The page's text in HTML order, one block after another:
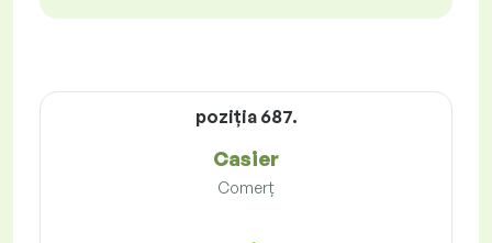
poziţia 687.
Casier
Comerț